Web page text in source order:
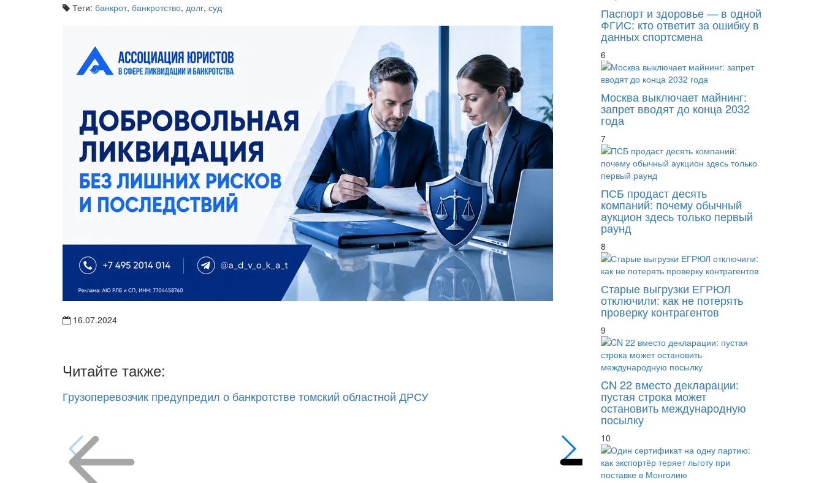
Теги: банкрот, банкротство, долг, суд
16.07.2024
Читайте также:
Грузоперевозчик предупредил о банкротстве томский областной ДРСУ ЦБ не введет мораторий на ограничение
Паспорт и здоровье — в одной
ФГИС: кто ответит за ошибку в
данных спортсмена
6
Москва выключает майнинг:
запрет вводят до конца 2032
года
7
ПСБ продаст десять
компаний: почему обычный
аукцион здесь только первый
раунд
8
Старые выгрузки ЕГРЮЛ
отключили: как не потерять
проверку контрагентов
9
CN 22 вместо декларации:
пустая строка может
остановить международную
посылку
10